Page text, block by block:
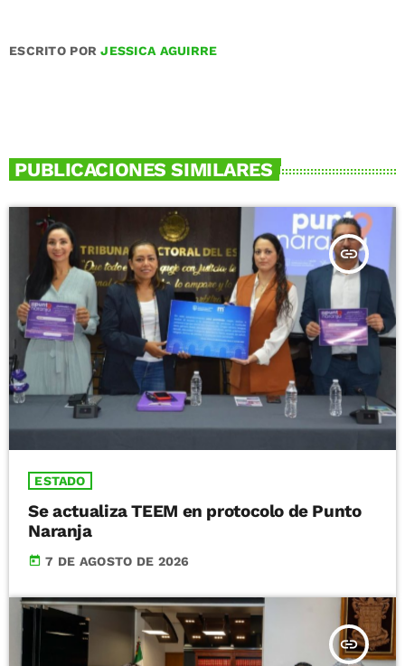
ESCRITO PORJESSICA AGUIRRE
PUBLICACIONES SIMILARES
insert_link
ESTADO
Se actualiza TEEM en protocolo de Punto
Naranja
today 7 DE AGOSTO DE 2026
insert_link